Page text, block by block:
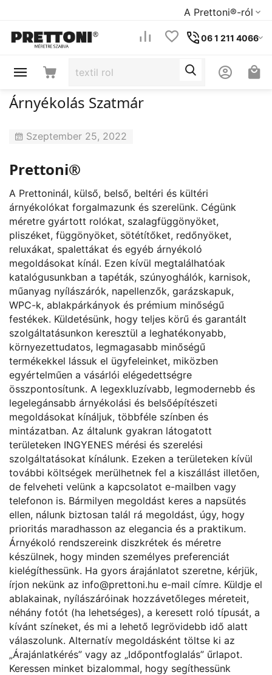
A Prettoni®-ról
06 1 211 4066
Árnyékolás Szatmár
Szeptember 25, 2022
Prettoni®
A Prettoninál, külső, belső, beltéri és kültéri
árnyékolókat forgalmazunk és szerelünk. Cégünk
méretre gyártott rolókat, szalagfüggönyöket,
pliszéket, függönyöket, sötétítőket, redőnyöket,
reluxákat, spalettákat és egyéb árnyékoló
megoldásokat kínál. Ezen kívül megtalálhatóak
katalógusunkban a tapéták, szúnyoghálók, karnisok,
műanyag nyílászárók, napellenzők, garázskapuk,
WPC-k, ablakpárkányok és prémium minőségű
festékek. Küldetésünk, hogy teljes körű és garantált
szolgáltatásunkon keresztül a leghatékonyabb,
környezettudatos, legmagasabb minőségű
termékekkel lássuk el ügyfeleinket, miközben
egyértelműen a vásárlói elégedettségre
összpontosítunk. A legexkluzívabb, legmodernebb és
legelegánsabb árnyékolási és belsőépítészeti
megoldásokat kínáljuk, többféle színben és
mintázatban. Az általunk gyakran látogatott
területeken INGYENES mérési és szerelési
szolgáltatásokat kínálunk. Ezeken a területeken kívül
további költségek merülhetnek fel a kiszállást illetően,
de felveheti velünk a kapcsolatot e-mailben vagy
telefonon is. Bármilyen megoldást keres a napsütés
ellen, nálunk biztosan talál rá megoldást, úgy, hogy
prioritás maradhasson az elegancia és a praktikum.
Árnyékoló rendszereink diszkrétek és méretre
készülnek, hogy minden személyes preferenciát
kielégíthessünk. Ha gyors árajánlatot szeretne, kérjük,
írjon nekünk az info@prettoni.hu e-mail címre. Küldje el
ablakainak, nyílászáróinak hozzávetőleges méreteit,
néhány fotót (ha lehetséges), a keresett roló típusát, a
kívánt színeket, és mi a lehető legrövidebb idő alatt
válaszolunk. Alternatív megoldásként töltse ki az
„Árajánlatkérés” vagy az „Időpontfoglalás” űrlapot.
Keressen minket bizalommal, hogy segíthessünk